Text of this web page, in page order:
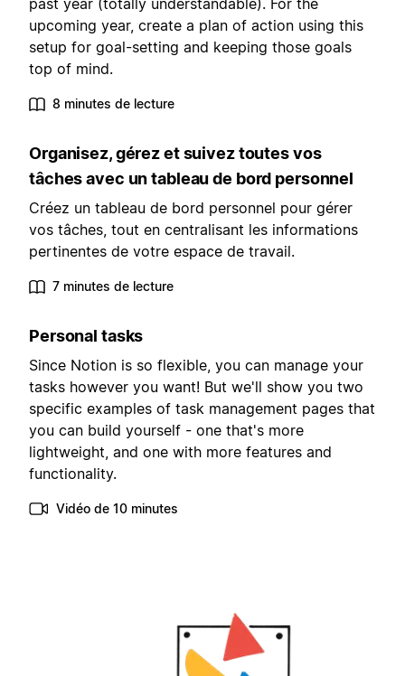
past year (totally understandable). For the
upcoming year, create a plan of action using this
setup for goal-setting and keeping those goals
top of mind.
8 minutes de lecture
Organisez, gérez et suivez toutes vos
tâches avec un tableau de bord personnel
Créez un tableau de bord personnel pour gérer
vos tâches, tout en centralisant les informations
pertinentes de votre espace de travail.
7 minutes de lecture
Personal tasks
Since Notion is so flexible, you can manage your
tasks however you want! But we'll show you two
specific examples of task management pages that
you can build yourself - one that's more
lightweight, and one with more features and
functionality.
Vidéo de 10 minutes